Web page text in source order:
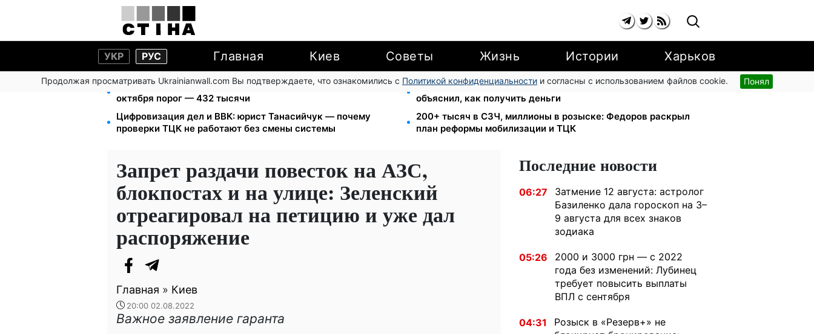
УКР РУС Главная Киев Советы Жизнь Истории Харьков
Продолжая просматривать Ukrainianwall.com Вы подтверждаете, что ознакомились с Политикой конфиденциальности и согласны с использованием файлов cookie. Понял
172 940 грн защитят жилье от ареста за коммуналку: с
октября порог — 432 тысячи
8 451 грн вместо пакета малыша: Пенсионный фонд
объяснил, как получить деньги
Цифровизация дел и ВВК: юрист Танасийчук — почему
проверки ТЦК не работают без смены системы
200+ тысяч в СЗЧ, миллионы в розыске: Федоров раскрыл
план реформы мобилизации и ТЦК
Запрет раздачи повесток на АЗС,
блокпостах и на улице: Зеленский
отреагировал на петицию и уже дал
распоряжение
Главная » Киев
20:00 02.08.2022
Важное заявление гаранта
Последние новости
06:27
Затмение 12 августа: астролог
Базиленко дала гороскоп на 3–
9 августа для всех знаков
зодиака
05:26
2000 и 3000 грн — с 2022
года без изменений: Лубинец
требует повысить выплаты
ВПЛ с сентября
04:31
Розыск в «Резерв+» не